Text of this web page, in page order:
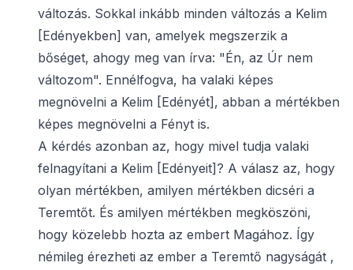
változás. Sokkal inkább minden változás a Kelim
[Edényekben] van, amelyek megszerzik a
bőséget, ahogy meg van írva: "Én, az Úr nem
változom". Ennélfogva, ha valaki képes
megnövelni a Kelim [Edényét], abban a mértékben
képes megnövelni a Fényt is.
A kérdés azonban az, hogy mivel tudja valaki
felnagyítani a Kelim [Edényeit]? A válasz az, hogy
olyan mértékben, amilyen mértékben dicséri a
Teremtőt. És amilyen mértékben megköszöni,
hogy közelebb hozta az embert Magához. Így
némileg érezheti az ember a Teremtő nagyságát ,